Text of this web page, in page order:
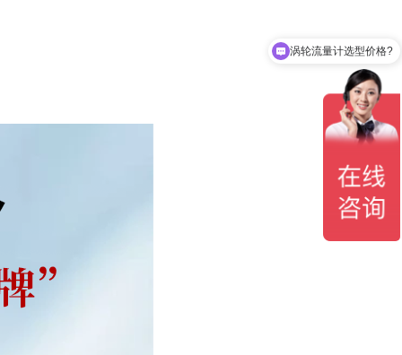
涡街流量计选型价格?